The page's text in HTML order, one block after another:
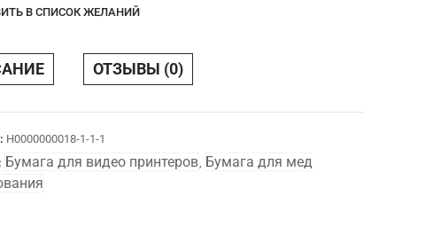
В СПИСОК ЖЕЛАНИЙ
ОТЗЫВЫ (0)
Н0000000018-1-1-1
Бумага для видео принтеров Бумага для мед